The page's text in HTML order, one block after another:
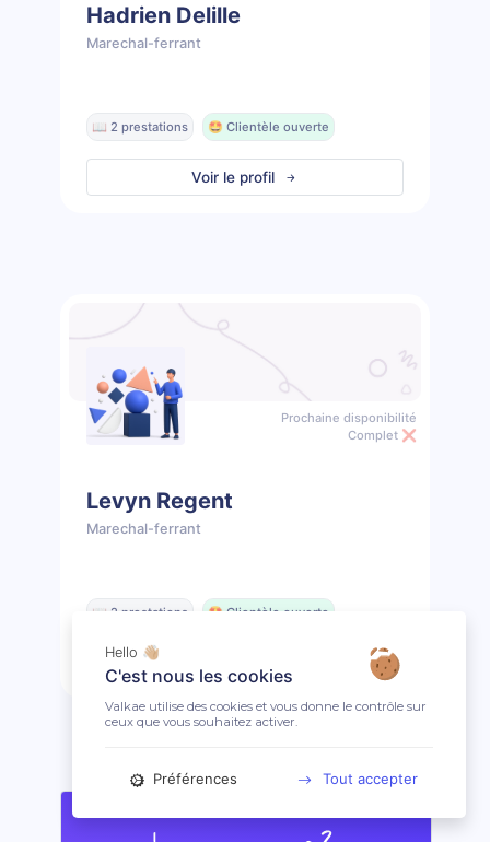
Hadrien Delille
Marechal-ferrant
📖 2 prestations 🤩 Clientèle ouverte
Voir le profil
Prochaine disponibilité
Complet ❌
Levyn Regent
Marechal-ferrant
📖 2 prestations 🤩 Clientèle ouverte
Hello 👋🏼
C'est nous les cookies
Valkae utilise des cookies et vous donne le contrôle sur
ceux que vous souhaitez activer.
Préférences Tout accepter